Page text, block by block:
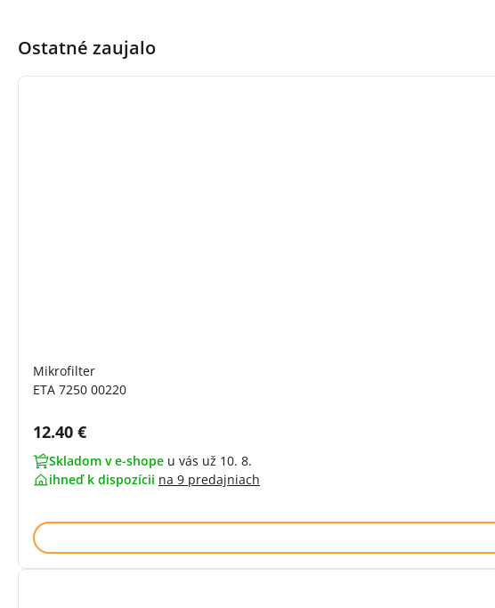
Ostatné zaujalo
Mikrofilter
ETA 7250 00220
Cena s DPH:
12.40 €
Skladom v e-shope u vás už 10. 8.
ihneď k dispozícii na 9 predajniach